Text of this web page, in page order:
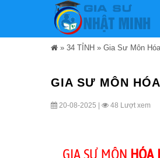
» 34 TỈNH » Gia Sư Môn
GIA SƯ MÔN
20-08-2025 | 48 Lượt xem
GIA SƯ MÔN HÓA